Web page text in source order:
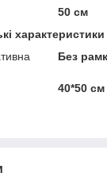
50 см
характеристики
Без
40*50 см